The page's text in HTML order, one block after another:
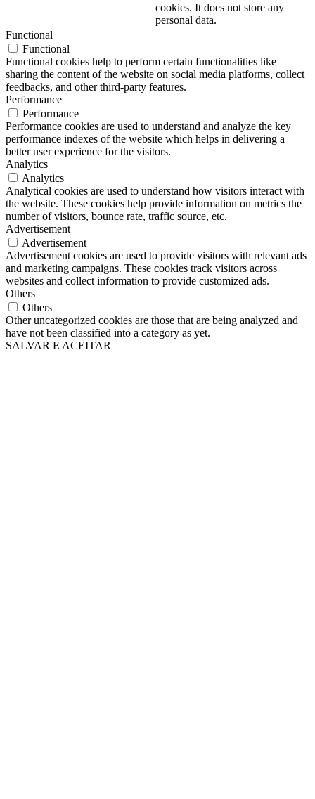
cookies. It does not store any
personal data.
Functional
Functional
Functional cookies help to perform certain functionalities like
sharing the content of the website on social media platforms, collect
feedbacks, and other third-party features.
Performance
Performance
Performance cookies are used to understand and analyze the key
performance indexes of the website which helps in delivering a
better user experience for the visitors.
Analytics
Analytics
Analytical cookies are used to understand how visitors interact with
the website. These cookies help provide information on metrics the
number of visitors, bounce rate, traffic source, etc.
Advertisement
Advertisement
Advertisement cookies are used to provide visitors with relevant ads
and marketing campaigns. These cookies track visitors across
websites and collect information to provide customized ads.
Others
Others
Other uncategorized cookies are those that are being analyzed and
have not been classified into a category as yet.
SALVAR E ACEITAR